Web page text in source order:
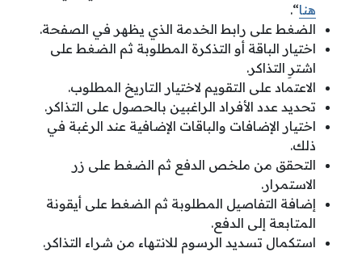
هنا“.
الضغط على رابط الخدمة الذي يظهر في الصفحة.
اختيار الباقة أو التذكرة المطلوبة ثم الضغط على
اشترِ التذاكر.
الاعتماد على التقويم لاختيار التاريخ المطلوب.
تحديد عدد الأفراد الراغبين بالحصول على التذاكر.
اختيار الإضافات والباقات الإضافية عند الرغبة في
ذلك.
التحقق من ملخص الدفع ثم الضغط على زر
الاستمرار.
إضافة التفاصيل المطلوبة ثم الضغط على أيقونة
المتابعة إلى الدفع.
استكمال تسديد الرسوم للانتهاء من شراء التذاكر.